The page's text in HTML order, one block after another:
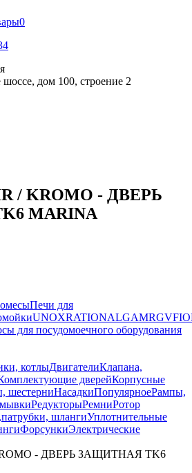
0
дом 100, строение 2
/ KROMO - ДВЕРЬ
MARINA
Печи для
UNOXRATIONALGAMRGV
для посудомоечного оборудования
котлыДвигателиКлапана,
дверейКорпусные
шестерниНасадкиПопулярноеРампы,
РедукторыРемниРотор
шлангиУплотнительные
ФорсункиЭлектрические
- ДВЕРЬ ЗАЩИТНАЯ TK6